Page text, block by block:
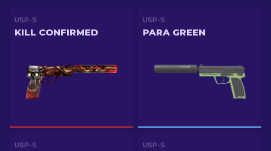
USP-S
KILL CONFIRMED
USP-S
PARA GREEN
USP-S USP-S